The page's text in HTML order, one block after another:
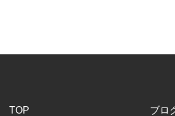
TOP ブロ